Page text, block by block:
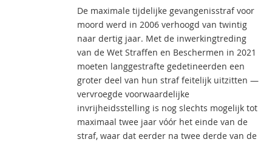
De maximale tijdelijke gevangenisstraf voor
moord werd in 2006 verhoogd van twintig
naar dertig jaar. Met de inwerkingtreding
van de Wet Straffen en Beschermen in 2021
moeten langgestrafte gedetineerden een
groter deel van hun straf feitelijk uitzitten —
vervroegde voorwaardelijke
invrijheidsstelling is nog slechts mogelijk tot
maximaal twee jaar vóór het einde van de
straf, waar dat eerder na twee derde van de